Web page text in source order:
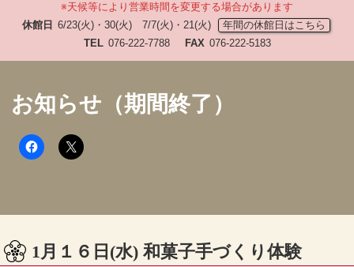
※天候等により営業時間を変更する場合があります
休館日 6/23(火)・30(火) 7/7(火)・21(火)
年間の休館日はこちら
TEL 076-222-7788 FAX 076-222-5183
お知らせ（期間終了）
1月１６日(水) 和菓子手づくり体験